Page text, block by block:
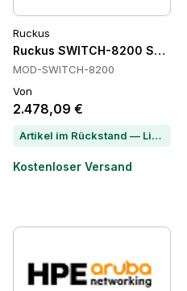
Ruckus
Ruckus SWITCH-8200
MOD-SWITCH-8200
Von
2.478,09 €
Artikel im Rückstand — Lieferzeit per Chat erfragen
Kostenloser Versand